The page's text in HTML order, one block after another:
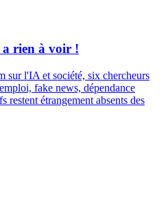
rien à voir !
sur l'IA et société, six chercheurs
fake news, dépendance
restent étrangement absents des